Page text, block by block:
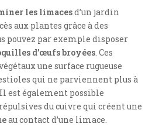
les limacesd’un jardin
aux plantes grâce à des
pouvez par exemple disposer
d’œufs broyées. Ces
une surface rugueuse
qui ne parviennent plus à
est également possible
du cuivre qui créent une
au contact d’une limace.